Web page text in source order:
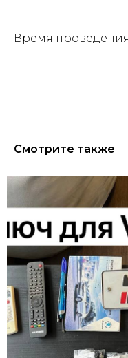
Время проведения
Смотрите также